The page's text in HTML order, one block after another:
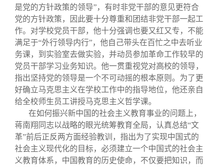
是党的方针政策的领导”，有时非党干部的意见更符合
党的方针政策，因此要十分尊重和团结非党干部一起工
作。对学校党员干部，他十分强调也要又红又专，不能
满足于“外行领导内行”，他自己带头在百忙之中去听业
务课，到实验室去做实验，并动员参加革命工作较早的
党员干部学习业务知识。他一贯重视党对高校的领导，
指出坚持党的领导是一个不可动摇的根本原则。为了更
好确立马克思主义在学校工作中的指导地位，他还亲自
给全校师生员工讲授马克思主义哲学课。
在如何振兴新中国的社会主义教育事业的问题上，
蒋南翔同志以战略的眼光统筹教育全局，认真总结“文
革”前后正反两方面经验教训，指出为了实现中国式的
社会主义现代化的目标，必须建立一个中国式的社会主
义教育体系，中国教育的历史使命，不仅要把知识，而